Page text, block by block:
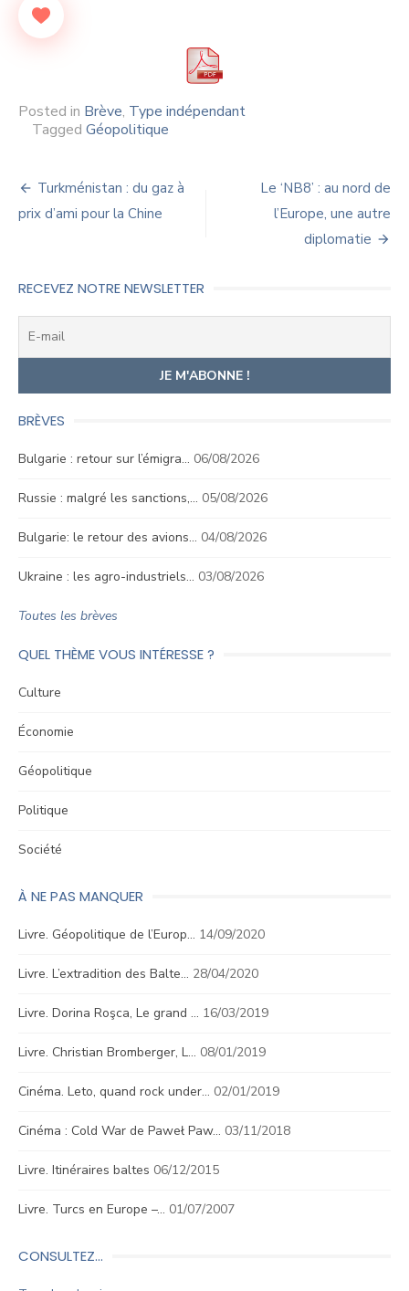
Posted in Brève, Type indépendant
Tagged Géopolitique
Navigation
de
Turkménistan : du gaz à
prix d’ami pour la Chine
Le ‘NB8’ : au nord de
l’Europe, une autre
diplomatie
RECEVEZ NOTRE NEWSLETTER
BRÈVES
Bulgarie : retour sur l’émigra… 06/08/2026
Russie : malgré les sanctions,… 05/08/2026
Bulgarie: le retour des avions… 04/08/2026
Ukraine : les agro-industriels… 03/08/2026
Toutes les brèves
QUEL THÈME VOUS INTÉRESSE ?
Culture
Économie
Géopolitique
Politique
Société
À NE PAS MANQUER
Livre. Géopolitique de l’Europ… 14/09/2020
Livre. L’extradition des Balte… 28/04/2020
Livre. Dorina Roşca, Le grand … 16/03/2019
Livre. Christian Bromberger, L… 08/01/2019
Cinéma. Leto, quand rock under… 02/01/2019
Cinéma : Cold War de Paweł Paw… 03/11/2018
Livre. Itinéraires baltes 06/12/2015
Livre. Turcs en Europe –… 01/07/2007
CONSULTEZ…